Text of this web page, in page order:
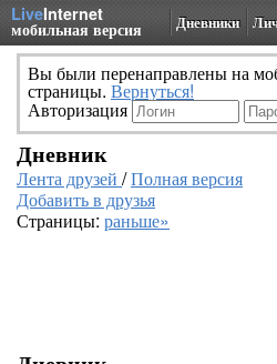
LiveInternet
мобильная версия Дневники
Вы были перенаправлены на
страницы. Вернуться!
Авторизация
Дневник
Лента друзей /Полная версия
Добавить в друзья
Страницы: раньше»